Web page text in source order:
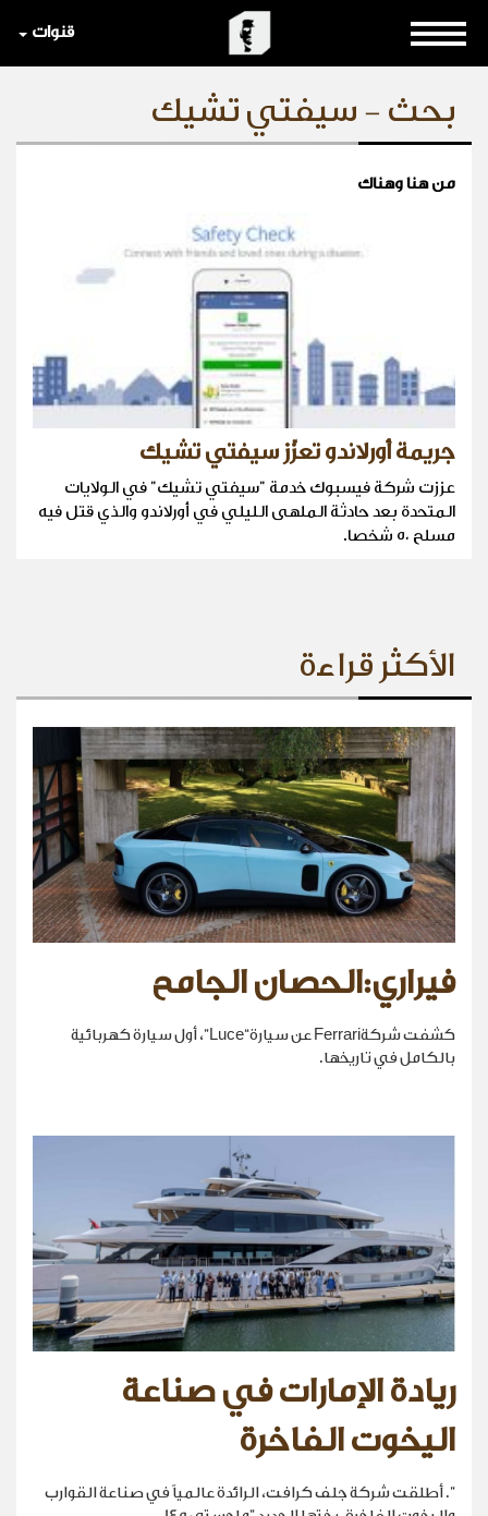
قنوات
بحث - سيفتي تشيك
من هنا وهناك
جريمة أورلاندو تعزّز سيفتي تشيك
عززت شركة فيسبوك خدمة "سيفتي تشيك" في الولايات
المتحدة بعد حادثة الملهى الليلي في أورلاندو والذي قتل فيه
مسلح ٥٠ شخصا.
الأكثر قراءة
فيراري:الحصان الجامح
كشفت شركةFerrari عن سيارة“Luce”، أول سيارة كهربائية
بالكامل في تاريخها.
ريادة الإمارات في صناعة
اليخوت الفاخرة
". أطلقت شركة جلف كرافت، الرائدة عالمياً في صناعة القوارب